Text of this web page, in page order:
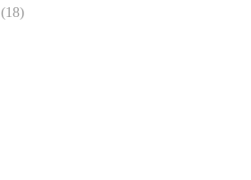
(18)